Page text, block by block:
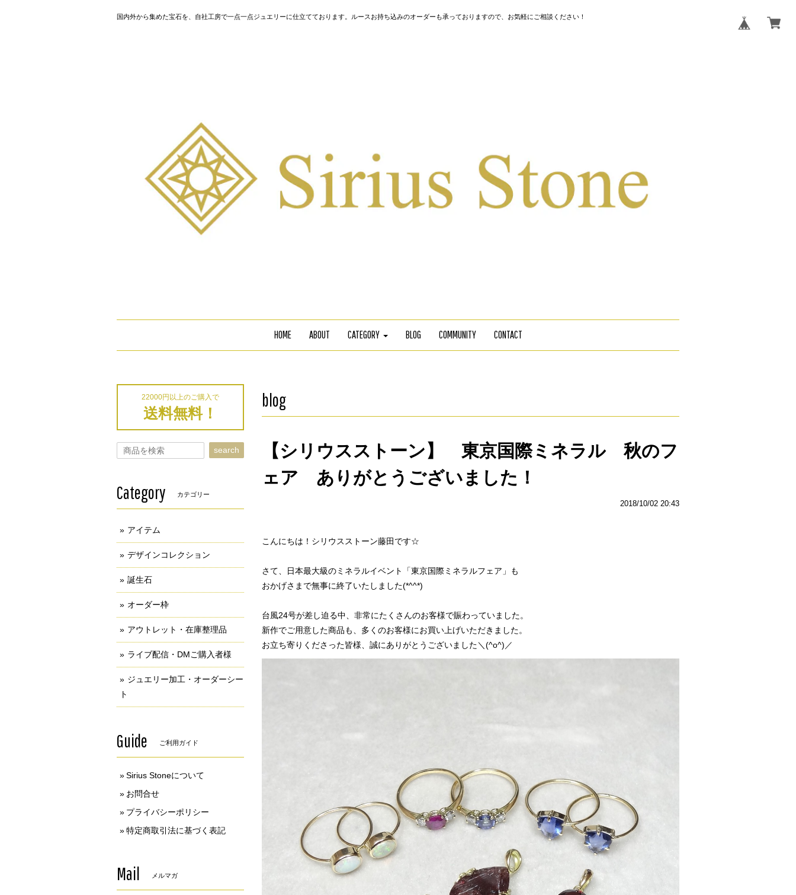
国内外から集めた宝石を、自社工房で一点一点ジュエリーに仕立てております。ルースお持ち込みのオーダーも承っておりますので、お気軽にご相談ください！
HOME ABOUT CATEGORY BLOG COMMUNITY CONTACT
blog
【シリウスストーン】 東京国際ミネラル 秋のフ
ェア ありがとうございました！
2018/10/02 20:43
こんにちは！シリウスストーン藤田です☆
さて、日本最大級のミネラルイベント「東京国際ミネラルフェア」も
おかげさまで無事に終了いたしました(*^^*)
台風24号が差し迫る中、非常にたくさんのお客様で賑わっていました。
新作でご用意した商品も、多くのお客様にお買い上げいただきました。
お立ち寄りくださった皆様、誠にありがとうございました＼(^o^)／
22000円以上のご購入で
送料無料！
search
Category カテゴリー
アイテム
デザインコレクション
誕生石
オーダー枠
アウトレット・在庫整理品
ライブ配信・DMご購入者様
ジュエリー加工・オーダーシー
ト
Guide ご利用ガイド
Sirius Stoneについて
お問合せ
プライバシーポリシー
特定商取引法に基づく表記
Mail メルマガ